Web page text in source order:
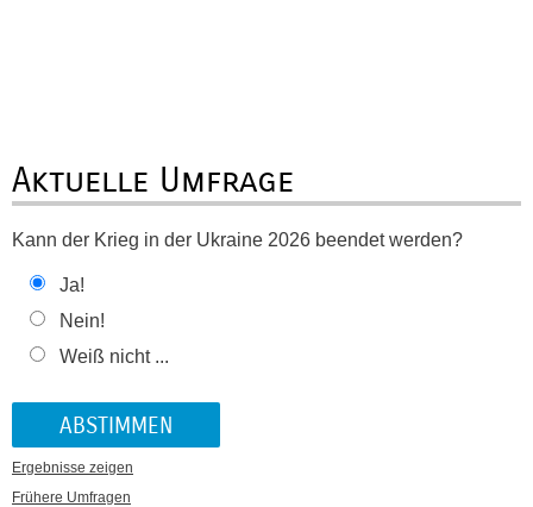
Aktuelle Umfrage
Kann der Krieg in der Ukraine 2026 beendet werden?
Ja!
Nein!
Weiß nicht ...
Ergebnisse zeigen
Frühere Umfragen